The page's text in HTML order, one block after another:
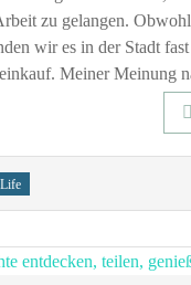
zu gelangen.
wir es in der Stadt
Meiner Meinung